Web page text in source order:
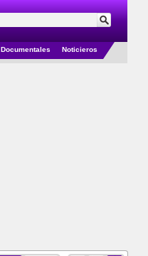
Documentales Noticieros